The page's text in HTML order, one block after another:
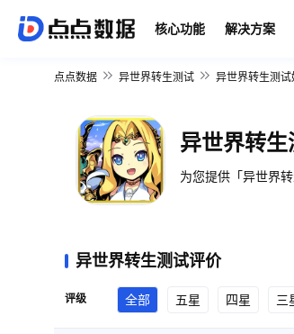
核心功能 解决方案
点点数据 异世界转生测试 异世界转生测试
异世界转
为您提供「异世界
异世界转生测试评价
评级 全部 五星 四星 三